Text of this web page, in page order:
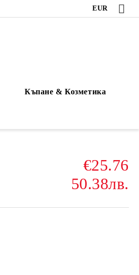
EUR
Къпане & Козметика
€25.76
50.38лв.